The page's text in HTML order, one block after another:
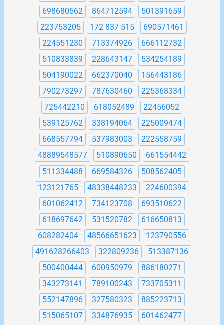
698680562
864712594
501391659
223753205
172 837 515
690571461
224551230
713374926
666112732
510833839
228643147
534254189
504190022
662370040
156443186
790273297
787630460
225368334
725442210
618052489
22456052
539125762
338194064
225009474
668557794
537983003
222558759
48889548577
510890650
661554442
511334488
669584326
508562405
123121765
48338448233
224600394
601062412
734123708
693510622
618697642
531520782
616650813
608282404
48566651623
123790556
491628266403
322809236
513387136
500400444
600950979
886180271
343273141
789100243
733705311
552147896
327580323
885223713
515065107
334876935 601462477